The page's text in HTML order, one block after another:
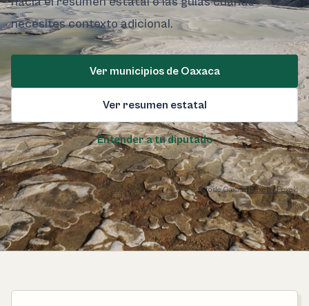
necesites contexto adicional.
Ver municipios de Oaxaca
Ver resumen estatal
Entender a tu diputado
Foto de Oaxaca: Pexels / Pexels